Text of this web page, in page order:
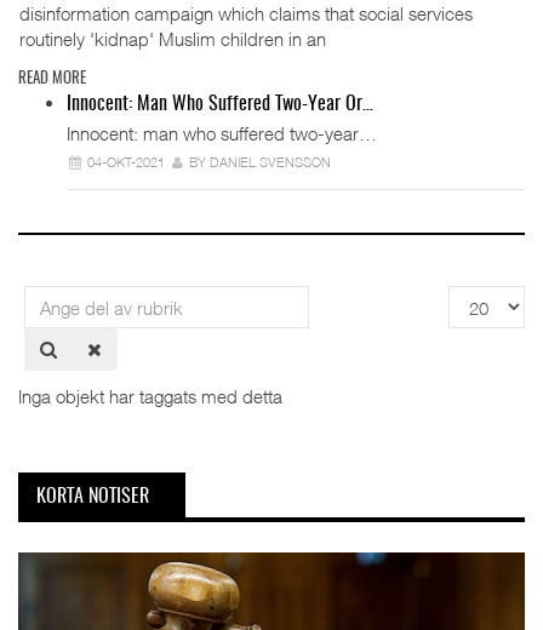
disinformation campaign which claims that social services
routinely 'kidnap' Muslim children in an
READ MORE
Innocent: Man Who Suffered Two-Year Or…
Innocent: man who suffered two-year…
04-OKT-2021 BY DANIEL SVENSSON
Ange
del
av
Visa
#
Inga objekt har taggats med detta
KORTA NOTISER